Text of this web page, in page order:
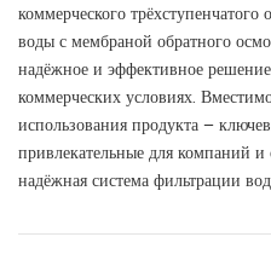
коммерческого трёхступенчатого
воды с мембраной обратного
надёжное и эффективное
коммерческих условиях.
использования продукта –
привлекательные для компаний
надёжная система фильтрации